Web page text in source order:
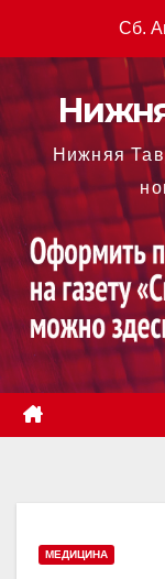
содержимому
Сб.
Нижняя
МЕДИЦИНА